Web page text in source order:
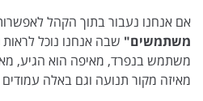
אם אנחנו נעבור בתוך הקהל
משתמשים" שבה אנחנו נוכל
משתמש בנפרד, מאיפה הוא הגיע,
מאיזה מקור תנועה וגם באלה עמודים